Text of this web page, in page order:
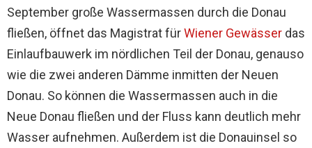
September große Wassermassen durch die Donau
fließen, öffnet das Magistrat fürWiener Gewässer das
Einlaufbauwerk im nördlichen Teil der Donau, genauso
wie die zwei anderen Dämme inmitten der Neuen
Donau. So können die Wassermassen auch in die
Neue Donau fließen und der Fluss kann deutlich mehr
Wasser aufnehmen. Außerdem ist die Donauinsel so